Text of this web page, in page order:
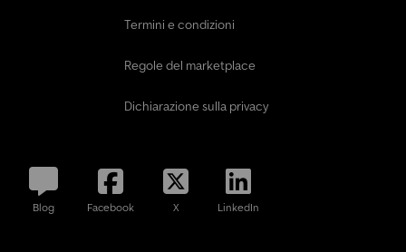
Termini e condizioni
Regole del marketplace
Dichiarazione sulla privacy
Blog Facebook X LinkedIn